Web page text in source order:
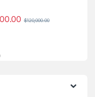
$120,000.00